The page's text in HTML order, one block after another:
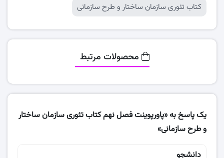
کتاب تئوری سازمان ساختار و طرح سازمانی
محصولات مرتبط
یک پاسخ به «پاورپوینت فصل نهم کتاب تئوری سازمان ساختار
و طرح سازمانی»
دانشجو